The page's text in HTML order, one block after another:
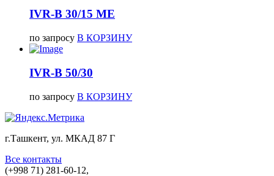
IVR-B 30/15 ME
по запросу В КОРЗИНУ
IVR-B 50/30
по запросу В КОРЗИНУ
г.Ташкент, ул. МКАД 87 Г
Все контакты
(+998 71) 281-60-12,